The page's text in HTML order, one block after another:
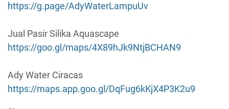
https://g.page/AdyWaterLampuUv
Jual Pasir Silika Aquascape
https://goo.gl/maps/4X89hJk9NtjBCHAN9
Ady Water Ciracas
https://maps.app.goo.gl/DqFug6kKjX4P3K2u9